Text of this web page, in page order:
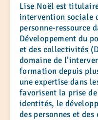
Lise Noël est
intervention sociale
personne-ressource
Développement du
et des collectivités
domaine de
formation depuis
une expertise dans
favorisent la prise
identités, le
des personnes et